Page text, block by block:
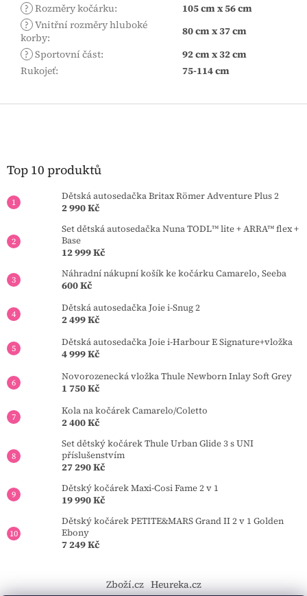
? Rozměry kočárku:
105 cm x 56 cm
? Vnitřní rozměry hluboké
korby:
80 cm x 37 cm
? Sportovní část:
92 cm x 32 cm
Rukojeť: 75-114 cm
Z
Top 10 produktů
Dětská autosedačka Britax Römer Adventure Plus 2
2 990 Kč
Set dětská autosedačka Nuna TODL™ lite + ARRA™ flex +
Base
12 999 Kč
Náhradní nákupní košík ke kočárku Camarelo, Seeba
600 Kč
Dětská autosedačka Joie i-Snug 2
2 499 Kč
Dětská autosedačka Joie i-Harbour E Signature+vložka
4 999 Kč
Novorozenecká vložka Thule Newborn Inlay Soft Grey
1 750 Kč
Kola na kočárek Camarelo/Coletto
2 400 Kč
Set dětský kočárek Thule Urban Glide 3 s UNI
příslušenstvím
27 290 Kč
Dětský kočárek Maxi-Cosi Fame 2 v 1
19 990 Kč
Dětský kočárek PETITE&MARS Grand II 2 v 1 Golden
Ebony
7 249 Kč
Zboží.cz Heureka.cz